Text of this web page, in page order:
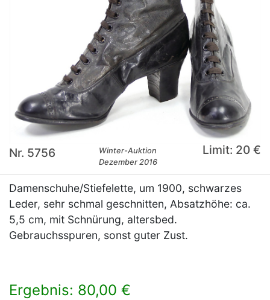
Nr. 5756
Winter-Auktion
Dezember 2016
Limit: 20 €
Damenschuhe/Stiefelette, um 1900, schwarzes
Leder, sehr schmal geschnitten, Absatzhöhe: ca.
5,5 cm, mit Schnürung, altersbed.
Gebrauchsspuren, sonst guter Zust.
Ergebnis: 80,00 €